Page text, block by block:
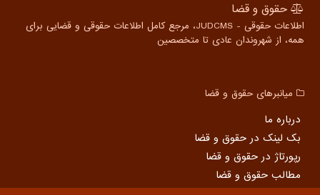
حقوق و قضا
اطلاعات حقوقی - JUDCMS، مرجع کامل اطلاعات حقوقی و قضایی برای
همه، از شهروندان عادی تا متخصصین
میانبرهای حقوق و قضا
درباره ما
بک لینک در حقوق و قضا
رپورتاژ در حقوق و قضا
مطالب حقوق و قضا